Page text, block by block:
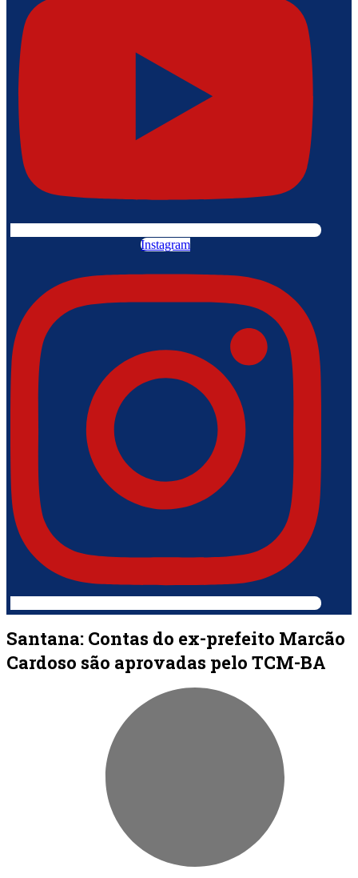
Instagram
Santana: Contas do ex-prefeito Marcão
Cardoso são aprovadas pelo TCM-BA